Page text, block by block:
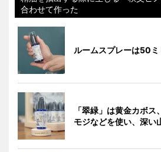
合わせて作った
ルームスプレーは50ミ
「翠緑」は黄金カボ
モジなどを使い、深い